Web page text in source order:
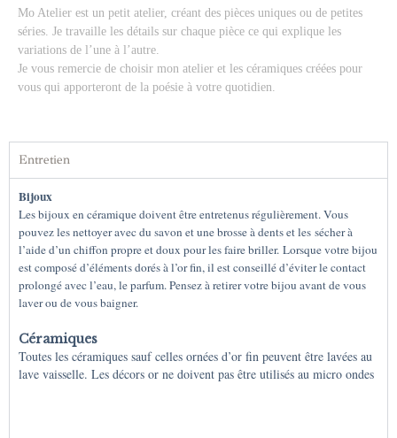
Mo Atelier est un petit atelier, créant des pièces uniques ou de petites
séries. Je travaille les détails sur chaque pièce ce qui explique les
variations de l’une à l’autre.
Je vous remercie de choisir mon atelier et les céramiques créées pour
vous qui apporteront de la poésie à votre quotidien.
Entretien
Bijoux
Les bijoux en céramique doivent être entretenus régulièrement. Vous
pouvez les nettoyer avec du savon et une brosse à dents et les sécher à
l’aide d’un chiffon propre et doux pour les faire briller. Lorsque votre bijou
est composé d’éléments dorés à l’or fin, il est conseillé d’éviter le contact
prolongé avec l’eau, le parfum. Pensez à retirer votre bijou avant de vous
laver ou de vous baigner.
Céramiques
Toutes les céramiques sauf celles ornées d’or fin peuvent être lavées au
lave vaisselle. Les décors or ne doivent pas être utilisés au micro ondes